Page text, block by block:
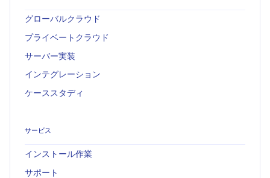
グローバルクラウド
プライベートクラウド
サーバー実装
インテグレーション
ケーススタディ
サービス
インストール作業
サポート